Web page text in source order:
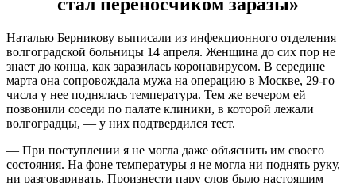
Наталью Берникову выписали из инфекционного отделения
волгоградской больницы 14 апреля. Женщина до сих пор не
знает до конца, как заразилась коронавирусом. В середине
марта она сопровождала мужа на операцию в Москве, 29-го
числа у нее поднялась температура. Тем же вечером ей
позвонили соседи по палате клиники, в которой лежали
волгоградцы, — у них подтвердился тест.
— При поступлении я не могла даже объяснить им своего
состояния. На фоне температуры я не могла ни поднять руку,
ни разговаривать. Произнести пару слов было настоящим